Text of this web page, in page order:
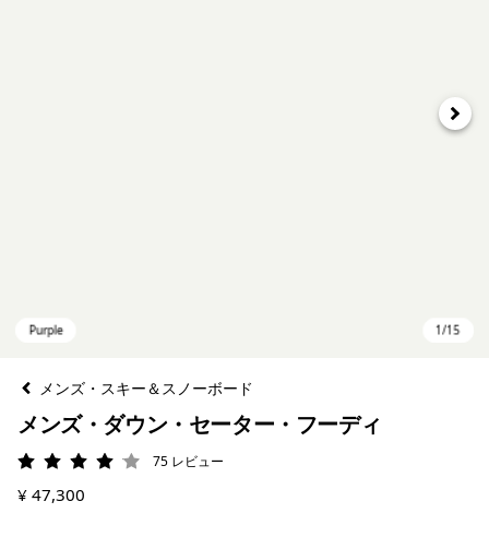
次へ
メンズ・スキー＆スノーボード
メンズ・ダウン・セーター・フーディ
評価: 4.1 / 5
75 レビュー
¥ 47,300